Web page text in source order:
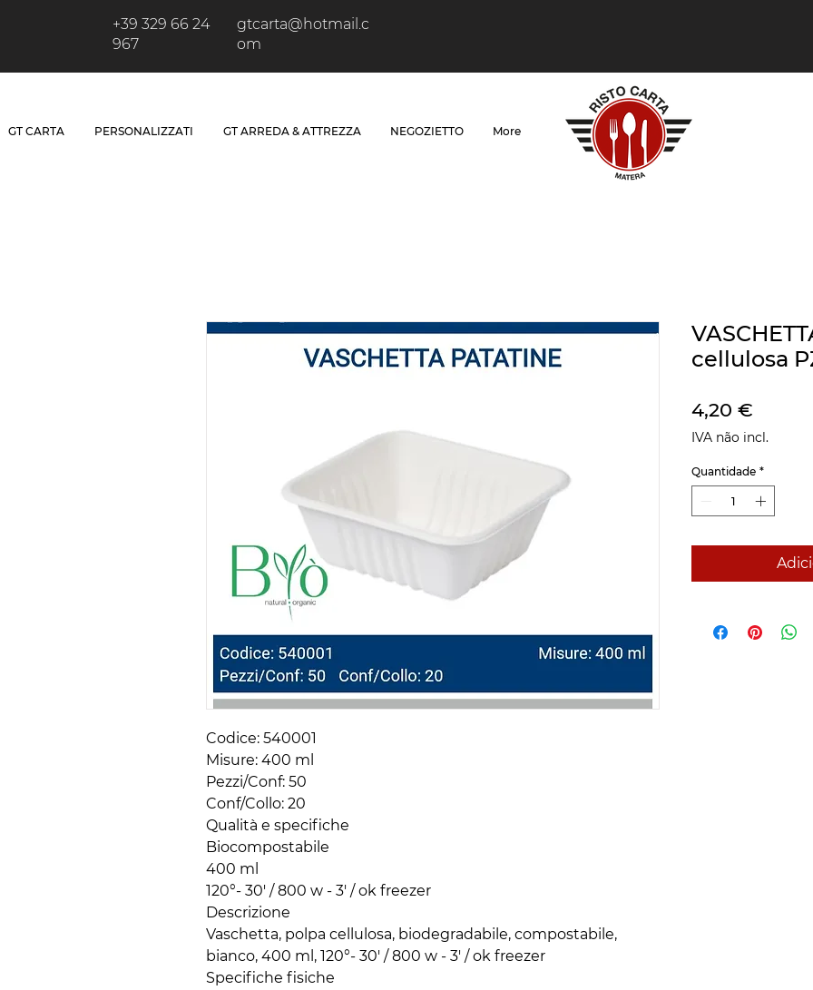
+39 329 66 24
967
gtcarta@hotmail.c
om
GT CARTA PERSONALIZZATI GT ARREDA & ATTREZZA NEGOZIETTO More
Codice: 540001
Misure: 400 ml
Pezzi/Conf: 50
Conf/Collo: 20
Qualità e specifiche
Biocompostabile
400 ml
120°- 30' / 800 w - 3' / ok freezer
Descrizione
Vaschetta, polpa cellulosa, biodegradabile, compostabile,
bianco, 400 ml, 120°- 30' / 800 w - 3' / ok freezer
Specifiche fisiche
cellulosa
4,20 €
IVA não incl.
Quantidade *